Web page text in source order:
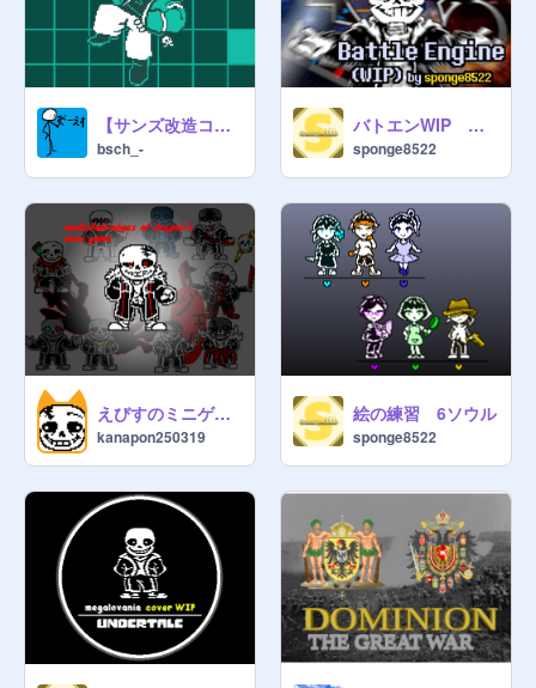
【サンズ改造コンテスト】Gemenatale
bsch_-
バトエンWIP コマンドめんどい
sponge8522
えびすのミニゲーム予定
kanapon250319
絵の練習 6ソウル
sponge8522